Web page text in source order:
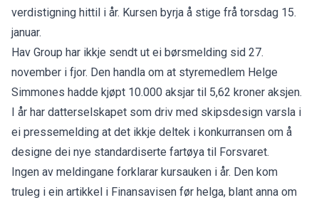
verdistigning hittil i år. Kursen byrja å stige frå torsdag 15.
januar.
Hav Group har ikkje sendt ut ei børsmelding sid 27.
november i fjor. Den handla om at styremedlem Helge
Simmones hadde kjøpt 10.000 aksjar til 5,62 kroner aksjen.
I år har datterselskapet som driv med skipsdesign varsla i
ei pressemelding at det ikkje deltek i konkurransen om å
designe dei nye standardiserte fartøya til Forsvaret.
Ingen av meldingane forklarar kursauken i år. Den kom
truleg i ein artikkel i Finansavisen før helga, blant anna om